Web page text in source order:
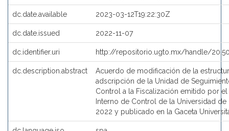
dc.date.available 2023-03-12T19:22:30Z
dc.date.issued 2022-11-07
dc.identifier.uri http://repositorio.ugto.mx/handle/
dc.description.abstract
Acuerdo de modificación de la
adscripción de la Unidad de
Control a la Fiscalización emitido por
Interno de Control de la Universidad
2022 y publicado en la Gaceta